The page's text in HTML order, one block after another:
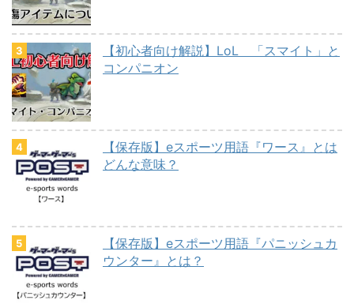
【初心者向け解説】LoL 「スマイト」と
コンパニオン
【保存版】eスポーツ用語『ワース』とは
どんな意味？
【保存版】eスポーツ用語『パニッシュカ
ウンター』とは？